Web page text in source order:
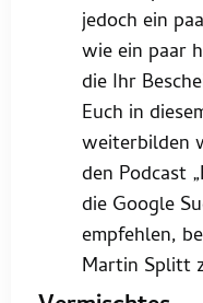
jedoch ein
wie ein paar
die Ihr
Euch in
weiterbilden
den Podcast
die Google
empfehlen,
Martin Splitt